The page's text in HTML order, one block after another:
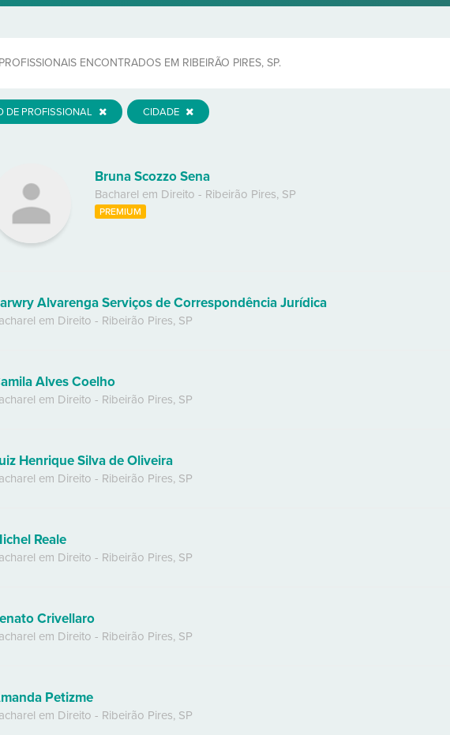
PROFISSIONAIS ENCONTRADOS EM RIBEIRÃO PIRES, SP.
DE PROFISSIONAL CIDADE
Bruna Scozzo Sena
Bacharel em Direito - Ribeirão Pires, SP
PREMIUM
Alvarenga Serviços de Correspondência Jurídica
em Direito - Ribeirão Pires, SP
Alves Coelho
em Direito - Ribeirão Pires, SP
Henrique Silva de Oliveira
em Direito - Ribeirão Pires, SP
Reale
em Direito - Ribeirão Pires, SP
Crivellaro
em Direito - Ribeirão Pires, SP
Petizme
em Direito - Ribeirão Pires, SP